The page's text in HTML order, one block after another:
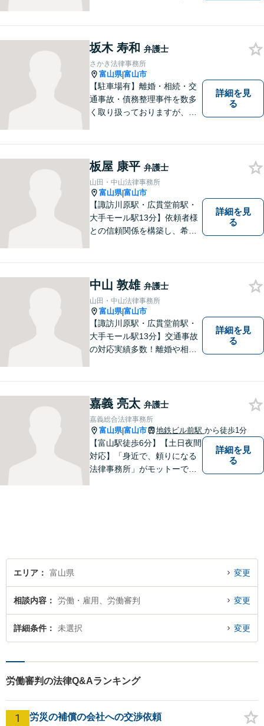
ますので、ぜひ一度ご相談く
ださい。【JR「砺波駅」10
分】
坂木 寿和 弁護士
さかき法律事務所
富山県|富山市
【駐車場有】離婚・相続・交
通事故・債務整理事件を数多
く取り扱っておりますが、そ
というお声をいただけるよう
に、誠実・丁寧を心がけ事件
に取り組んでいきたいと考え
ています。
詳細を見
る
板屋 康平 弁護士
山田・中山法律事務所
富山県|富山市
【諏訪川原駅・広貫堂前駅・
大手モール駅13分】依頼者様
との信頼関係を構築し、希望
ご相談ください。平日夜間相
談OK！【複数弁護士在籍】
詳細を見
る
中山 敦雄 弁護士
山田・中山法律事務所
富山県|富山市
【諏訪川原駅・広貫堂前駅・
大手モール駅13分】交通事故
の対応実績多数！離婚や相続
策がないか考えてみません
か？【複数弁護士在籍】
詳細を見
る
嘉義 亮太 弁護士
嘉義総合法律事務所
富山県|富山市 地鉄ビル前駅 から徒歩1分
【富山駅徒歩6分】【土日夜間
対応】「身近で、頼りになる
法律事務所」がモットーで
詳細を見
る
エリア 富山県 変更
相談内容 労働・雇用、労働審判 変更
詳細条件 未選択 変更
労働審判の法律Q&Aランキング
1 労災の補償の会社への交渉依頼